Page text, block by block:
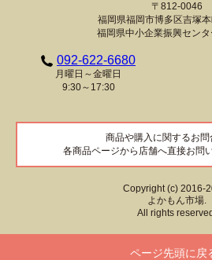
〒812-0046
福岡県福岡市博多区吉塚
福岡県中小企業振興セン
092-622-6680
月曜日～金曜日
9:30～17:30
商品や購入に関するお問
各商品ページから店舗へ直接お問
Copyright (c) 2016-
よかもん市場.
All rights
ページ先頭に戻